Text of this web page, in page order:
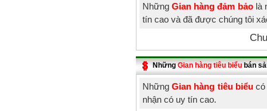
NhữngGian hàng đảm bảolà
tín cao và đã được chúng tôi
NhữngGian hàng tiêu biểubán
NhữngGian hàng tiêu biểucó
nhận có uy tín cao.